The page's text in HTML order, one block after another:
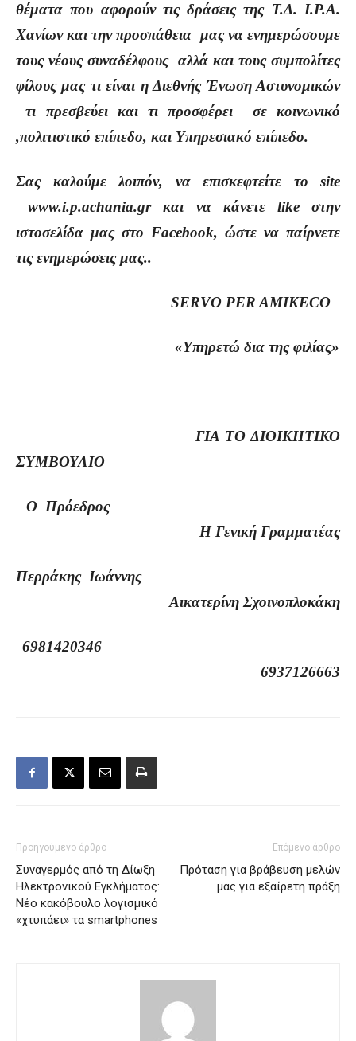
θέματα που αφορούν τις δράσεις της Τ.Δ. Ι.Ρ.Α.
Χανίων και την προσπάθεια μας να ενημερώσουμε
τους νέους συναδέλφους αλλά και τους συμπολίτες
φίλους μας τι είναι η Διεθνής Ένωση Αστυνομικών
τι πρεσβεύει και τι προσφέρει σε κοινωνικό
,πολιτιστικό επίπεδο, και Υπηρεσιακό επίπεδο.
Σας καλούμε λοιπόν, να επισκεφτείτε το site
www.i.p.achania.gr και να κάνετε like στην
ιστοσελίδα μας στο Facebook, ώστε να παίρνετε
τις ενημερώσεις μας..
SERVO PER AMIKECO
«Υπηρετώ δια της φιλίας»
ΓΙΑ ΤΟ ΔΙΟΙΚΗΤΙΚΟ
ΣΥΜΒΟΥΛΙΟ
Ο Πρόεδρος
Η Γενική Γραμματέας
Περράκης Ιωάννης
Αικατερίνη Σχοινοπλοκάκη
6981420346
6937126663
Προηγούμενο άρθρο
Συναγερμός από τη Δίωξη
Ηλεκτρονικού Εγκλήματος:
Νέο κακόβουλο λογισμικό
«χτυπάει» τα smartphones
Επόμενο άρθρο
Πρόταση για βράβευση μελών
μας για εξαίρετη πράξη